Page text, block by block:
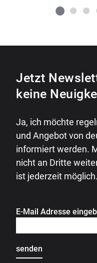
Jetzt
keine
Ja, ich möchte
und Angebot von
informiert werden.
nicht an Dritte
ist jederzeit möglich.
E-Mail Adresse